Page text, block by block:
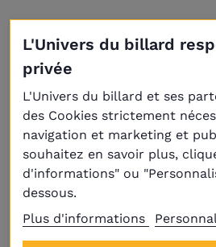
L'Univers du billard
privée
L'Univers du billard et ses
des Cookies strictement
navigation et marketing et
souhaitez en savoir plus,
d'informations" ou
dessous.
Plus d'informations